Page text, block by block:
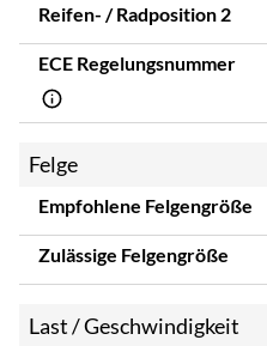
Reifen- / Radposition 2
ECE Regelungsnummer
Felge
Empfohlene Felgengröße
Zulässige Felgengröße
Last / Geschwindigkeit